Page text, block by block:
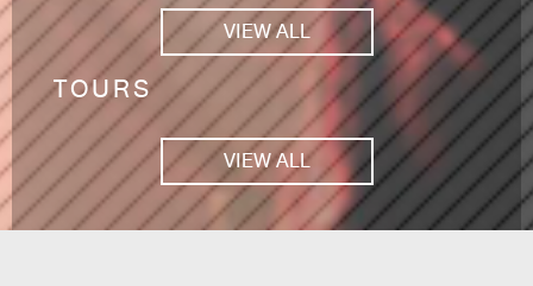
VIEW ALL
TOURS
VIEW ALL